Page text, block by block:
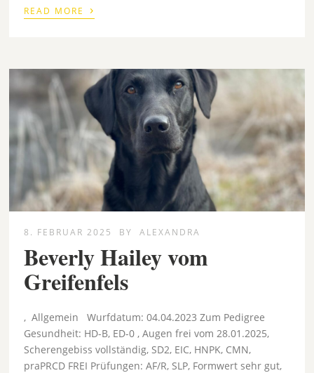
READ MORE ›
8. FEBRUAR 2025 BY ALEXANDRA
Beverly Hailey vom
Greifenfels
, Allgemein Wurfdatum: 04.04.2023 Zum Pedigree
Gesundheit: HD-B, ED-0 , Augen frei vom 28.01.2025,
Scherengebiss vollständig, SD2, EIC, HNPK, CMN,
praPRCD FREI Prüfungen: AF/R, SLP, Formwert sehr gut,